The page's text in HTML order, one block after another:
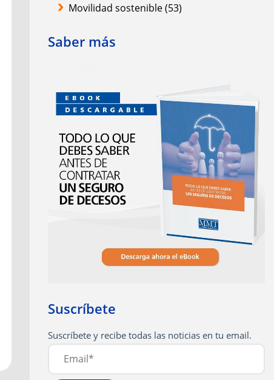
Movilidad sostenible(53)
Saber más
Suscríbete